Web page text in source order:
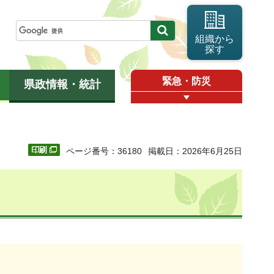
組織から
探す
県政情報・統計 緊急・防災
ページ番号：36180 掲載日：2026年6月25日